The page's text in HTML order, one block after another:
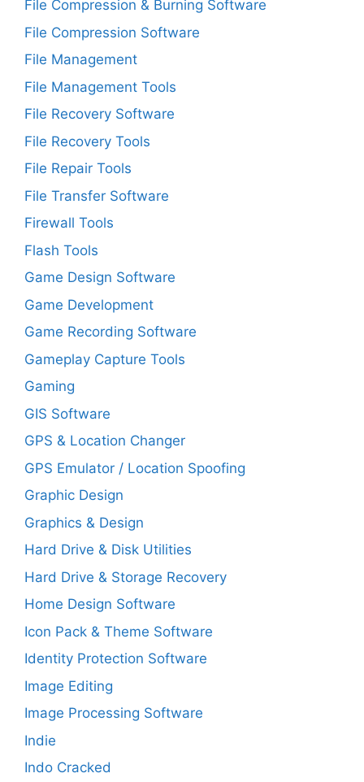
File Compression & Burning Software
File Compression Software
File Management
File Management Tools
File Recovery Software
File Recovery Tools
File Repair Tools
File Transfer Software
Firewall Tools
Flash Tools
Game Design Software
Game Development
Game Recording Software
Gameplay Capture Tools
Gaming
GIS Software
GPS & Location Changer
GPS Emulator / Location Spoofing
Graphic Design
Graphics & Design
Hard Drive & Disk Utilities
Hard Drive & Storage Recovery
Home Design Software
Icon Pack & Theme Software
Identity Protection Software
Image Editing
Image Processing Software
Indie
Indo Cracked